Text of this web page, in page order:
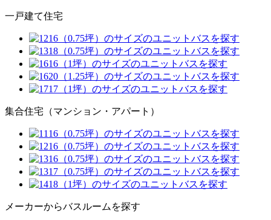
一戸建て住宅
集合住宅（マンション・アパート）
メーカーからバスルームを探す